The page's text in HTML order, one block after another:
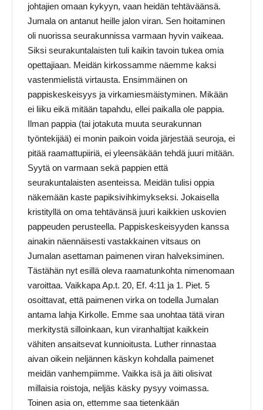
johtajien omaan kykyyn, vaan heidän tehtäväänsä.
Jumala on antanut heille jalon viran. Sen hoitaminen
oli nuorissa seurakunnissa varmaan hyvin vaikeaa.
Siksi seurakuntalaisten tuli kaikin tavoin tukea omia
opettajiaan. Meidän kirkossamme näemme kaksi
vastenmielistä virtausta. Ensimmäinen on
pappiskeskeisyys ja virkamiesmäistyminen. Mikään
ei liiku eikä mitään tapahdu, ellei paikalla ole pappia.
Ilman pappia (tai jotakuta muuta seurakunnan
työntekijää) ei monin paikoin voida järjestää seuroja, ei
pitää raamattupiiriä, ei yleensäkään tehdä juuri mitään.
Syytä on varmaan sekä pappien että
seurakuntalaisten asenteissa. Meidän tulisi oppia
näkemään kaste papiksivihkimykseksi. Jokaisella
kristityllä on oma tehtävänsä juuri kaikkien uskovien
pappeuden perusteella. Pappiskeskeisyyden kanssa
ainakin näennäisesti vastakkainen vitsaus on
Jumalan asettaman paimenen viran halveksiminen.
Tästähän nyt esillä oleva raamatunkohta nimenomaan
varoittaa. Vaikkapa Ap.t. 20, Ef. 4:11 ja 1. Piet. 5
osoittavat, että paimenen virka on todella Jumalan
antama lahja Kirkolle. Emme saa unohtaa tätä viran
merkitystä silloinkaan, kun viranhaltijat kaikkein
vähiten ansaitsevat kunnioitusta. Luther rinnastaa
aivan oikein neljännen käskyn kohdalla paimenet
meidän vanhempiimme. Vaikka isä ja äiti olisivat
millaisia roistoja, neljäs käsky pysyy voimassa.
Toinen asia on, ettemme saa tietenkään